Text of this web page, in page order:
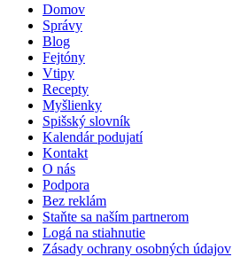
aj
profi
tábor
Domov
Správy
Blog
Fejtóny
Vtipy
Recepty
Myšlienky
Spišský slovník
Kalendár podujatí
Kontakt
O nás
Podpora
Bez reklám
Staňte sa naším partnerom
Logá na stiahnutie
Zásady ochrany osobných údajov